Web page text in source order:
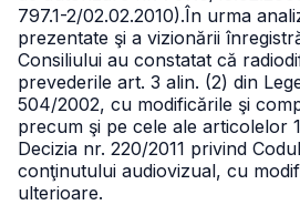
797.1-2/02.02.2010).În urma
prezentate şi a vizionării
Consiliului au constatat că
prevederile art. 3 alin. (2) din
504/2002, cu modificările şi
precum şi pe cele ale articolelor
Decizia nr. 220/2011 privind
conţinutului audiovizual, cu
ulterioare.